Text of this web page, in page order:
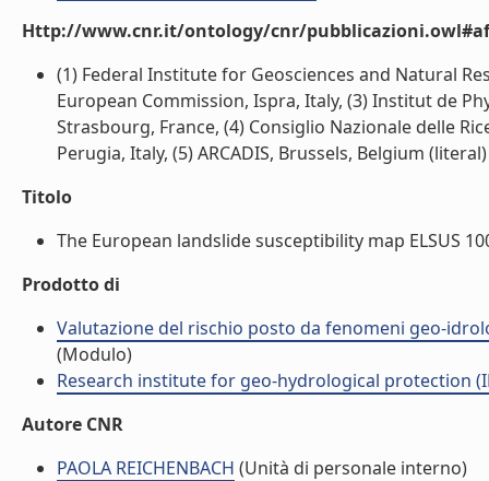
Http://www.cnr.it/ontology/cnr/
(1) Federal Institute for Geosciences and Natural
European Commission, Ispra, Italy, (3) Institut de
Strasbourg, France, (4) Consiglio Nazionale delle
Perugia, Italy, (5) ARCADIS, Brussels, Belgium (literal)
Titolo
The European landslide susceptibility map ELSUS
Prodotto di
Valutazione del rischio posto da fenomeni geo-
(Modulo)
Research institute for geo-hydrological protection
Autore CNR
PAOLA REICHENBACH (Unità di personale interno)